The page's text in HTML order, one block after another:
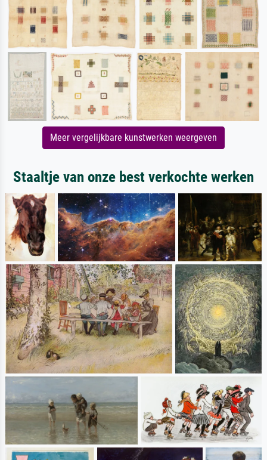
Meer vergelijkbare kunstwerken weergeven
Staaltje van onze best verkochte werken